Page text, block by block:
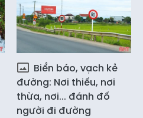
Biển báo, vạch kẻ
đường: Nơi thiếu, nơi
thừa, nơi... đánh đố
người đi đường